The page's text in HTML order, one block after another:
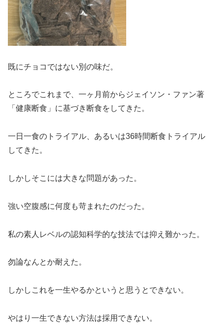
既にチョコではない別の味だ。
ところでこれまで、一ヶ月前からジェイソン・ファン著
「健康断食」に基づき断食をしてきた。
一日一食のトライアル、あるいは36時間断食トライアル
してきた。
しかしそこには大きな問題があった。
強い空腹感に何度も苛まれたのだった。
私の素人レベルの認知科学的な技法では抑え難かった。
勿論なんとか耐えた。
しかしこれを一生やるかというと思うとできない。
やはり一生できない方法は採用できない。